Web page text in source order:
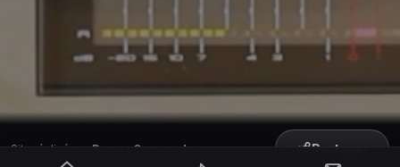
Site réalisé parRepereCom·adm Partager